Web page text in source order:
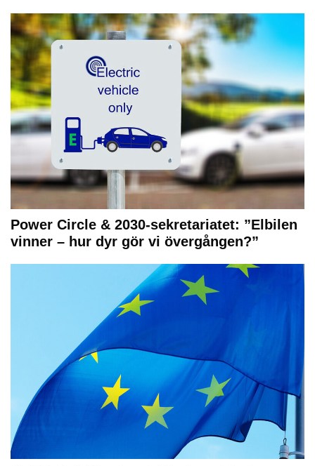
Power Circle & 2030-sekretariatet: ”Elbilen
vinner – hur dyr gör vi övergången?”